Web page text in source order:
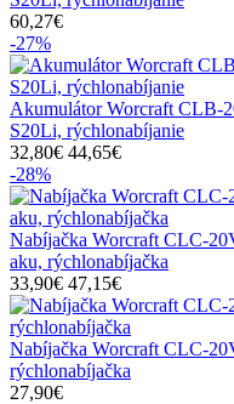
60,27€
-27%
Akumulátor Worcraft CLB-
S20Li, rýchlonabíjanie
32,80€ 44,65€
-28%
Nabíjačka Worcraft CLC-
aku, rýchlonabíjačka
33,90€ 47,15€
Nabíjačka Worcraft CLC-
rýchlonabíjačka
27,90€